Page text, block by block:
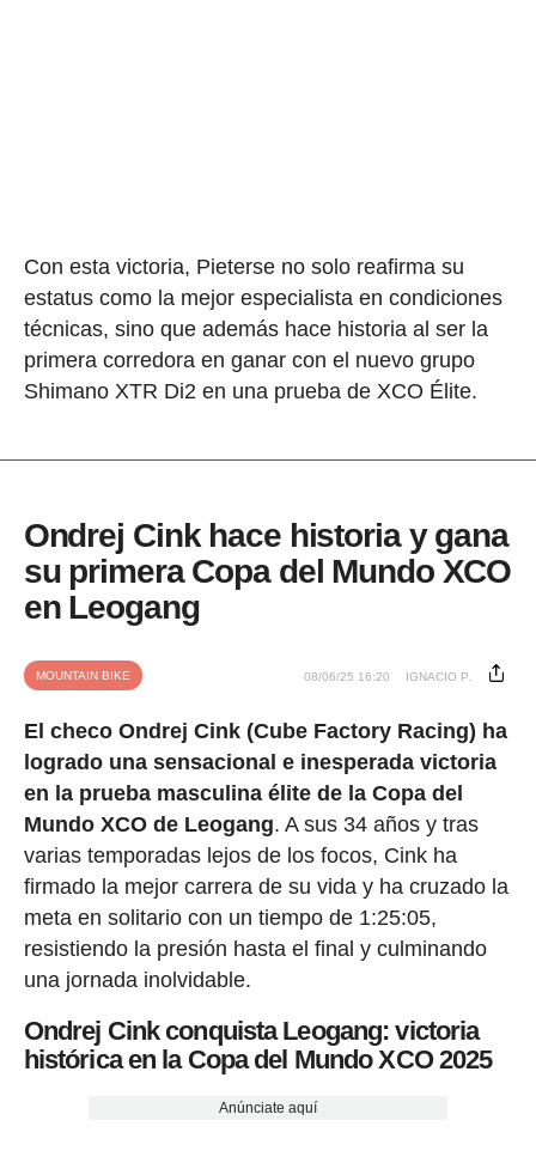
Con esta victoria, Pieterse no solo reafirma su
estatus como la mejor especialista en condiciones
técnicas, sino que además hace historia al ser la
primera corredora en ganar con el nuevo grupo
Shimano XTR Di2 en una prueba de XCO Élite.
Ondrej Cink hace historia y gana
su primera Copa del Mundo XCO
en Leogang
MOUNTAIN BIKE 08/06/25 16:20 IGNACIO P.
El checo Ondrej Cink (Cube Factory Racing) ha
logrado una sensacional e inesperada victoria
en la prueba masculina élite de la Copa del
Mundo XCO de Leogang. A sus 34 años y tras
varias temporadas lejos de los focos, Cink ha
firmado la mejor carrera de su vida y ha cruzado la
meta en solitario con un tiempo de 1:25:05,
resistiendo la presión hasta el final y culminando
una jornada inolvidable.
Ondrej Cink conquista Leogang: victoria
histórica en la Copa del Mundo XCO 2025
Anúnciate aquí